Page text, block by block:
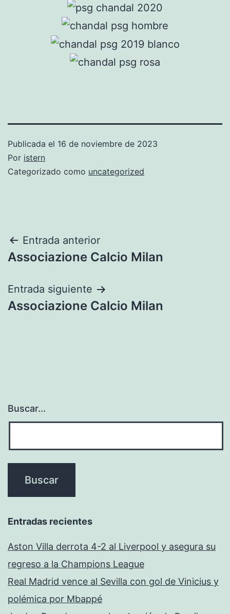
Publicada el 16 de noviembre de 2023
Por istern
Categorizado como uncategorized
Navegación
de
entradas
Entrada anterior
Associazione Calcio Milan
Entrada siguiente
Associazione Calcio Milan
Buscar...
Entradas recientes
Aston Villa derrota 4-2 al Liverpool y asegura su
regreso a la Champions League
Real Madrid vence al Sevilla con gol de Vinicius y
polémica por Mbappé